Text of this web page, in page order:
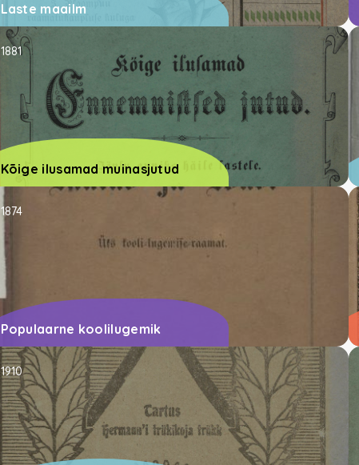
Laste maailm
Kõige ilusamad muinasjutud
1881
Populaarne koolilugemik
1874
1910